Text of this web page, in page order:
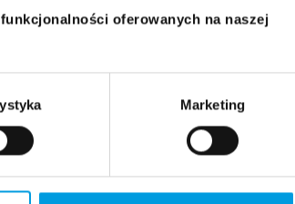
oferowanych na naszej
Marketing